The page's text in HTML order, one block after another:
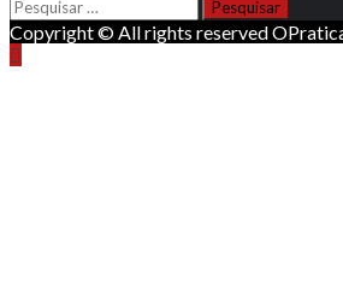
por:
Copyright © All rights reserved